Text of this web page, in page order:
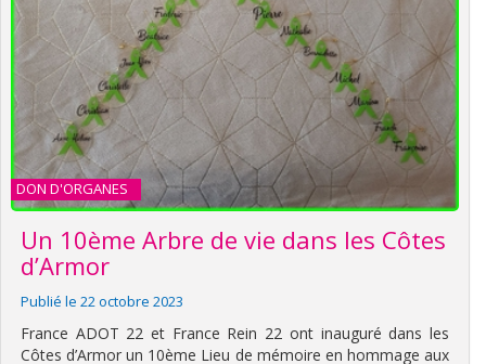
DON D'ORGANES
Un 10ème Arbre de vie dans les Côtes
d’Armor
Publié le 22 octobre 2023
France ADOT 22 et France Rein 22 ont inauguré dans les
Côtes d’Armor un 10ème Lieu de mémoire en hommage aux